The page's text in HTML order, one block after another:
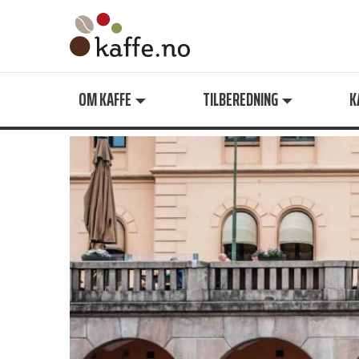
OM KAFFE TILBEREDNING